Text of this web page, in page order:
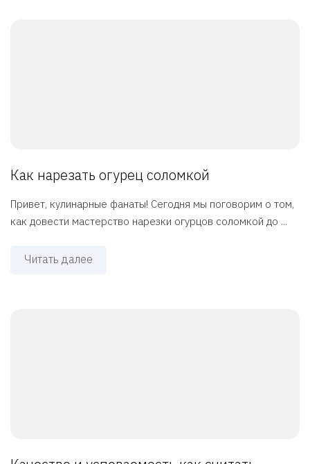
Как нарезать огурец соломкой
Привет, кулинарные фанаты! Сегодня мы поговорим о том,
как довести мастерство нарезки огурцов соломкой до ...
Читать далее